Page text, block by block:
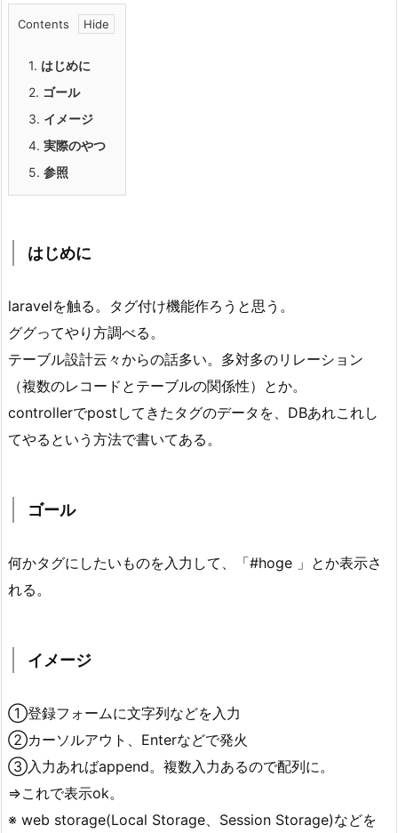
Contents
1. はじめに
2. ゴール
3. イメージ
4. 実際のやつ
5. 参照
はじめに
laravelを触る。タグ付け機能作ろうと思う。
ググってやり方調べる。
テーブル設計云々からの話多い。多対多のリレーション
（複数のレコードとテーブルの関係性）とか。
controllerでpostしてきたタグのデータを、DBあれこれし
てやるという方法で書いてある。
ゴール
何かタグにしたいものを入力して、「#hoge 」とか表示さ
れる。
イメージ
①登録フォームに文字列などを入力
②カーソルアウト、Enterなどで発火
③入力あればappend。複数入力あるので配列に。
⇒これで表示ok。
※ web storage(Local Storage、Session Storage)などを